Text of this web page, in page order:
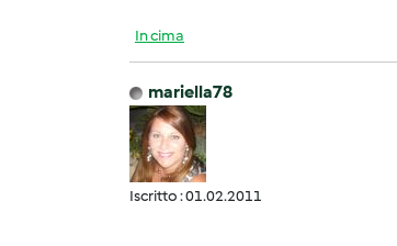
In cima
mariella78
Iscritto : 01.02.2011